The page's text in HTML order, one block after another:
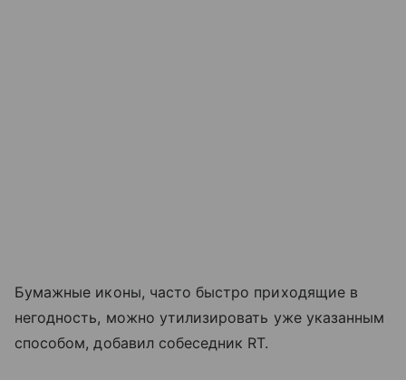
Бумажные иконы, часто быстро приходящие в
негодность, можно утилизировать уже указанным
способом, добавил собеседник RT.